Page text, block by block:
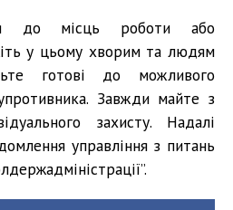
до місць роботи або
у цьому хворим та людям
готові до можливого
Завжди майте з
захисту. Надалі
управління з питань